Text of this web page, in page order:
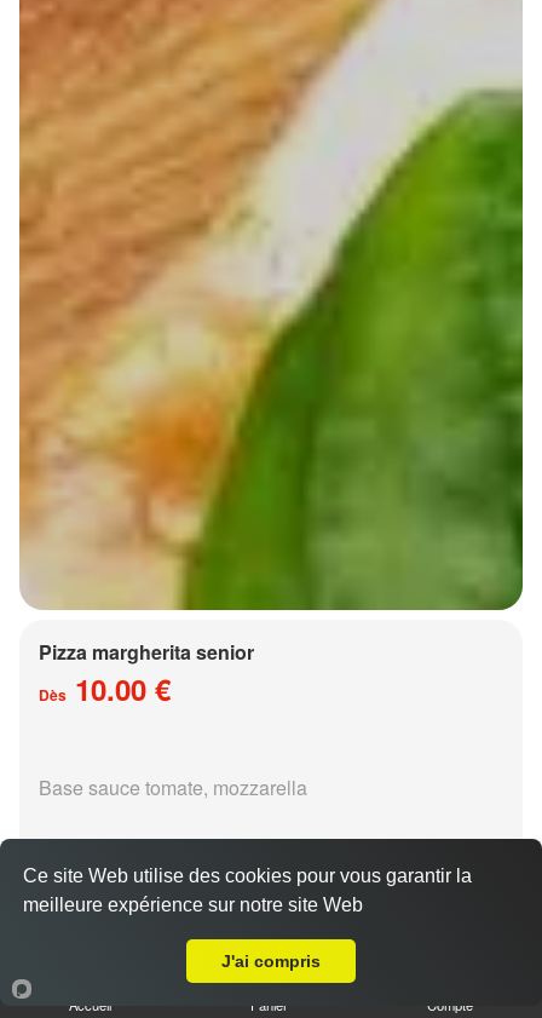
Pizza margherita senior
Dès 10.00 €
Base sauce tomate, mozzarella
15.00 €
Accueil Panier Compte
Ce site Web utilise des cookies pour vous garantir la
meilleure expérience sur notre site Web
J'ai compris